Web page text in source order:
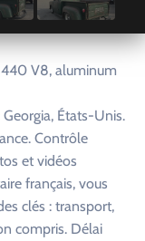
V8, aluminum
États-Unis.
Contrôle
et vidéos
français, vous
clés : transport,
compris. Délai